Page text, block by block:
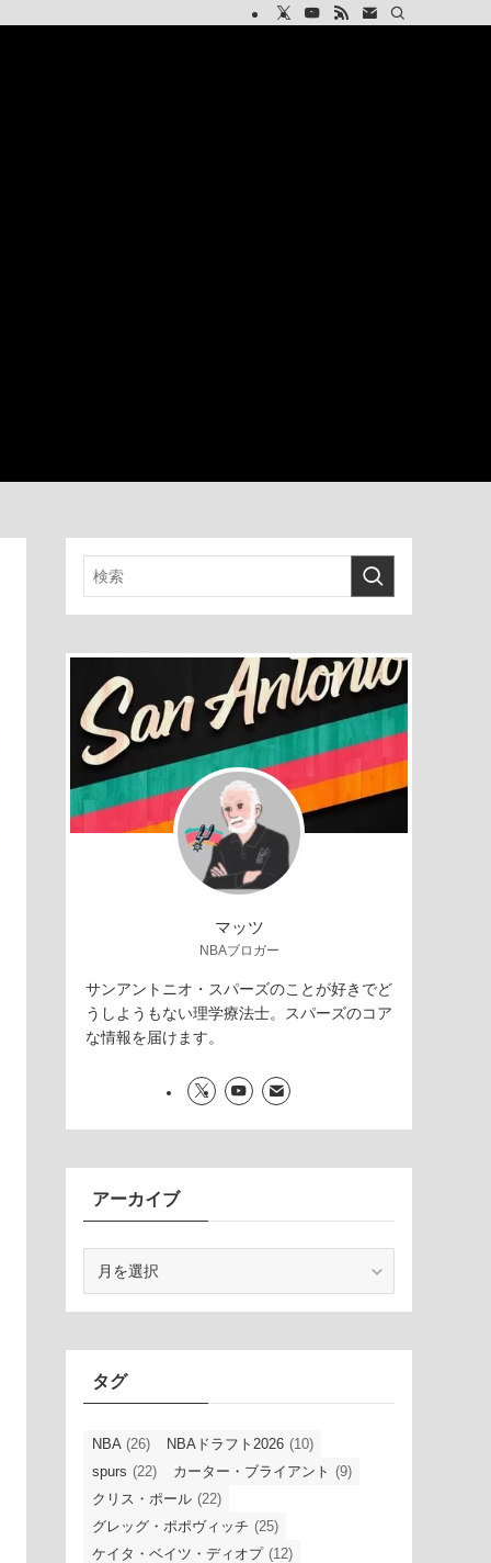
マッツ
NBAブロガー
サンアントニオ・スパーズのことが好きでど
うしようもない理学療法士。スパーズのコア
な情報を届けます。
アーカイブ
ブ
タグ
NBA (26) NBAドラフト2026 (10)
spurs (22) カーター・ブライアント (9)
クリス・ポール (22)
グレッグ・ポポヴィッチ (25)
ケイタ・ベイツ・ディオプ (12)